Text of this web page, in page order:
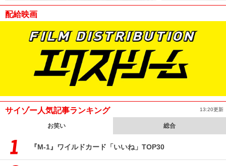
配給映画
サイゾー人気記事ランキング 13:20更新
お笑い 総合
『M-1』ワイルドカード「いいね」TOP30